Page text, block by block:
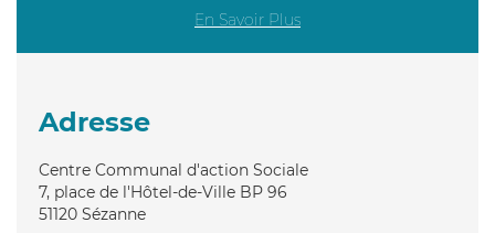
En Savoir Plus
Adresse
Centre Communal d'action Sociale
7, place de l'Hôtel-de-Ville BP 96
51120 Sézanne